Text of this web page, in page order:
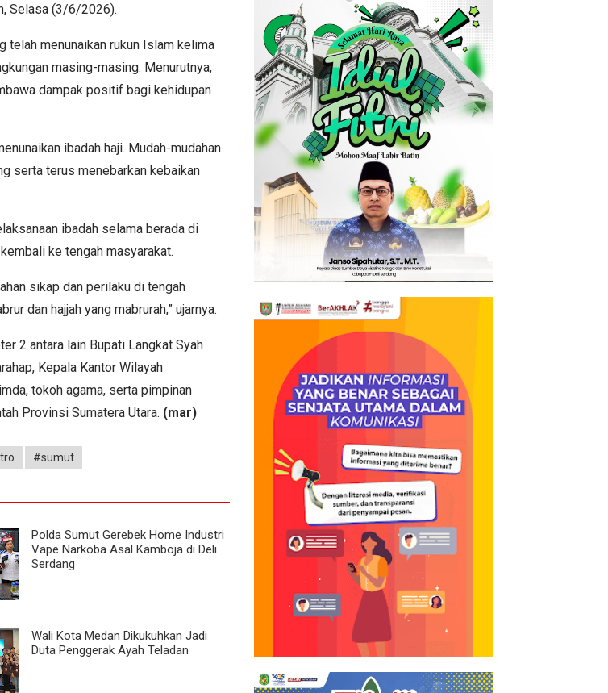
Selasa (3/6/2026).
telah menunaikan rukun Islam kelima
masing-masing. Menurutnya,
dampak positif bagi kehidupan
ibadah haji. Mudah-mudahan
serta terus menebarkan kebaikan
ibadah selama berada di
ke tengah masyarakat.
sikap dan perilaku di tengah
dan hajjah yang mabrurah,” ujarnya.
2 antara lain Bupati Langkat Syah
Kepala Kantor Wilayah
tokoh agama, serta pimpinan
Provinsi Sumatera Utara. (mar)
#sumut
Polda Sumut Gerebek Home Industri
Vape Narkoba Asal Kamboja di Deli
Serdang
Wali Kota Medan Dikukuhkan Jadi
Duta Penggerak Ayah Teladan